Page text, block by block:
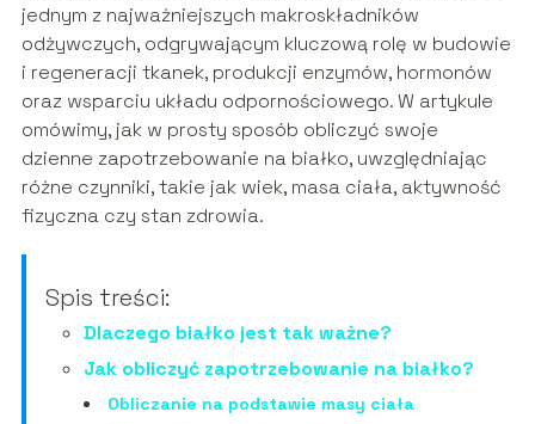
jednym z najważniejszych makroskładników
odżywczych, odgrywającym kluczową rolę w budowie
i regeneracji tkanek, produkcji enzymów, hormonów
oraz wsparciu układu odpornościowego. W artykule
omówimy, jak w prosty sposób obliczyć swoje
dzienne zapotrzebowanie na białko, uwzględniając
różne czynniki, takie jak wiek, masa ciała, aktywność
fizyczna czy stan zdrowia.
Spis treści:
Dlaczego białko jest tak ważne?
Jak obliczyć zapotrzebowanie na białko?
Obliczanie na podstawie masy ciała